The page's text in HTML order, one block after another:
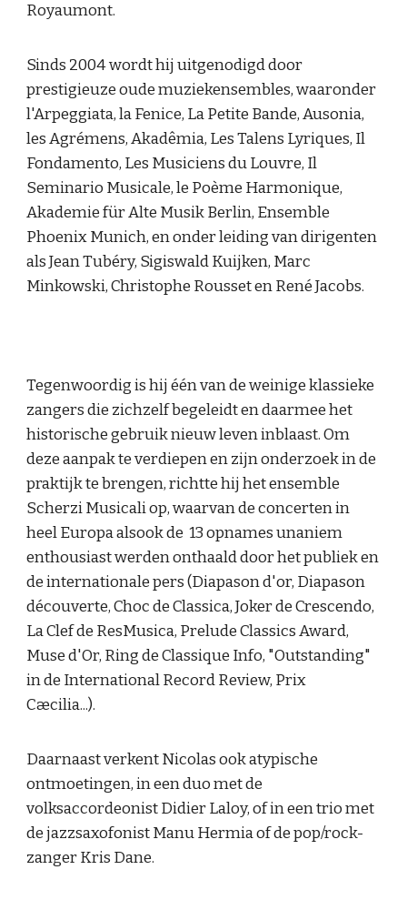
Royaumont.
Sinds 2004 wordt hij uitgenodigd door
prestigieuze oude muziekensembles, waaronder
l'Arpeggiata, la Fenice, La Petite Bande, Ausonia,
les Agrémens, Akadêmia, Les Talens Lyriques, Il
Fondamento, Les Musiciens du Louvre, Il
Seminario Musicale, le Poème Harmonique,
Akademie für Alte Musik Berlin, Ensemble
Phoenix Munich, en onder leiding van dirigenten
als Jean Tubéry, Sigiswald Kuijken, Marc
Minkowski, Christophe Rousset en René Jacobs.
Tegenwoordig is hij één van de weinige klassieke
zangers die zichzelf begeleidt en daarmee het
historische gebruik nieuw leven inblaast. Om
deze aanpak te verdiepen en zijn onderzoek in de
praktijk te brengen, richtte hij het ensemble
Scherzi Musicali op, waarvan de concerten in
heel Europa alsook de 13 opnames unaniem
enthousiast werden onthaald door het publiek en
de internationale pers (Diapason d'or, Diapason
découverte, Choc de Classica, Joker de Crescendo,
La Clef de ResMusica, Prelude Classics Award,
Muse d'Or, Ring de Classique Info, "Outstanding"
in de International Record Review, Prix
Cæcilia...).
Daarnaast verkent Nicolas ook atypische
ontmoetingen, in een duo met de
volksaccordeonist Didier Laloy, of in een trio met
de jazzsaxofonist Manu Hermia of de pop/rock-
zanger Kris Dane.